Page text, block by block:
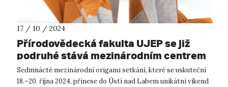
17 / 10 / 2024
Přírodovědecká fakulta UJEP se již
podruhé stává mezinárodním centrem
origami
Sedmnácté mezinárodní origami setkání, které se uskuteční
18.–20. října 2024, přinese do Ústí nad Labem unikátní víkend